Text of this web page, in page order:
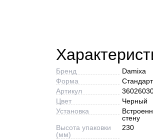
Бренд
Damixa
Форма
Артикул
Цвет
Черный
Установка
стену
Высота упаковки
(мм)
230